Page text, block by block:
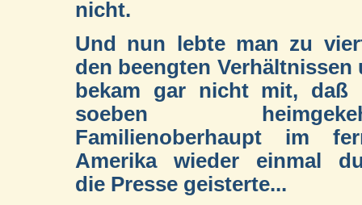
nicht.
Und nun lebte man zu
den beengten Verhältnissen
bekam gar nicht mit, daß
soeben
Familienoberhaupt im
Amerika wieder einmal
die Presse geisterte...